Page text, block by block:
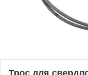
Трос для